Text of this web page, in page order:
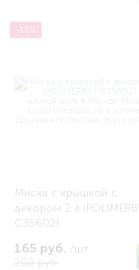
-18%
Миска с крышкой с
декором 2 л
C35602)
165 руб. /шт
202 руб.